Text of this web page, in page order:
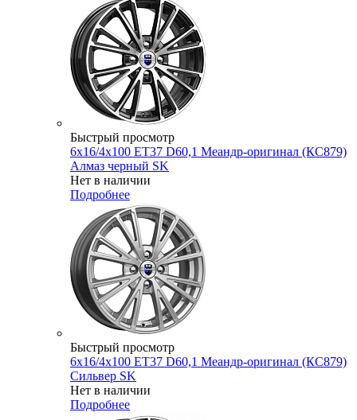
Быстрый просмотр
6x16/4x100 ET37 D60,1 Меандр-оригинал (КС879)
Алмаз черный SK
Нет в наличии
Подробнее
Быстрый просмотр
6x16/4x100 ET37 D60,1 Меандр-оригинал (КС879)
Сильвер SK
Нет в наличии
Подробнее